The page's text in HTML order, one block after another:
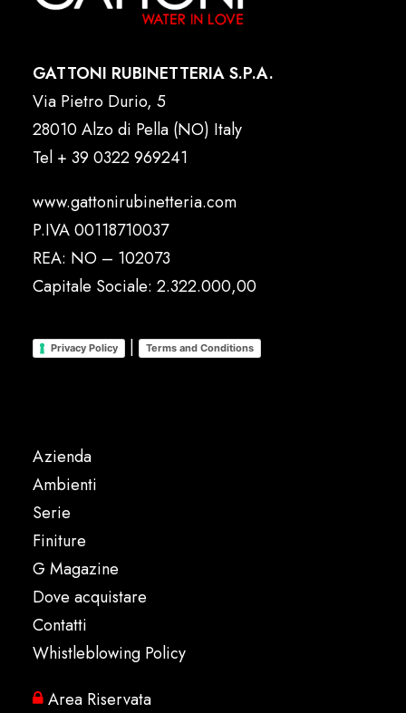
GATTONI RUBINETTERIA S.P.A.
Via Pietro Durio, 5
28010 Alzo di Pella (NO) Italy
Tel + 39 0322 969241
www.gattonirubinetteria.com
P.IVA 00118710037
REA: NO – 102073
Capitale Sociale: 2.322.000,00
Privacy Policy | Terms and Conditions
Azienda
Ambienti
Serie
Finiture
G Magazine
Dove acquistare
Contatti
Whistleblowing Policy
Area Riservata